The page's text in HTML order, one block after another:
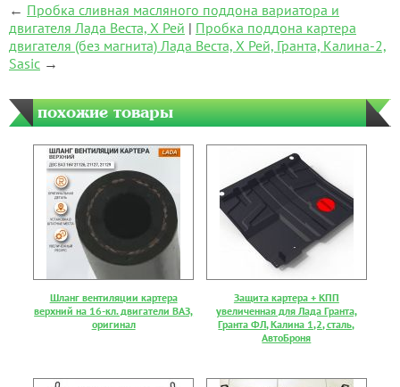
← Пробка сливная масляного поддона вариатора и
двигателя Лада Веста, Х Рей | Пробка поддона картера
двигателя (без магнита) Лада Веста, Х Рей, Гранта, Калина-2,
Sasic →
похожие товары
Шланг вентиляции картера
верхний на 16-кл. двигатели ВАЗ,
оригинал
Защита картера + КПП
увеличенная для Лада Гранта,
Гранта ФЛ, Калина 1,2, сталь,
АвтоБроня